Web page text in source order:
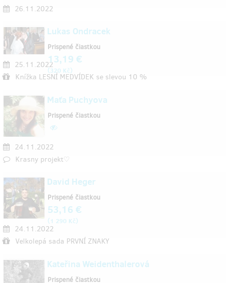
26.11.2022
Lukas Ondracek
25.11.2022
Knížka LESNÍ MEDVÍDEK se slevou 10 %
Prispené čiastkou
13,19 €
(320 Kč)
Maťa Puchyova
24.11.2022
Krasny projekt♡
Prispené čiastkou
David Heger
24.11.2022
Velkolepá sada PRVNÍ ZNAKY
Prispené čiastkou
53,16 €
(1 290 Kč)
Kateřina Weidenthalerová
Prispené čiastkou